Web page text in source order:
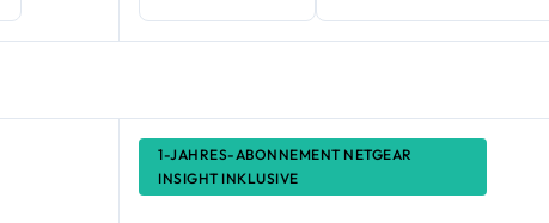
1-JAHRES-ABONNEMENT NETGEAR
INSIGHT INKLUSIVE